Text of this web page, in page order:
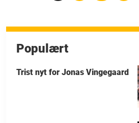
Populært
Trist nyt for Jonas Vingegaard